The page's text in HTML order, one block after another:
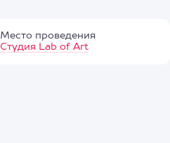
Место проведения
Студия Lab of Art